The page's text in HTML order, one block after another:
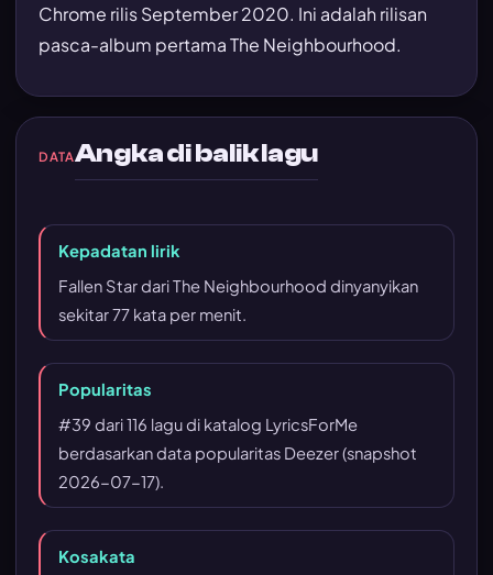
Chrome rilis September 2020. Ini adalah rilisan
pasca-album pertama The Neighbourhood.
DATAAngka di balik lagu
Kepadatan lirik
Fallen Star dari The Neighbourhood dinyanyikan
sekitar 77 kata per menit.
Popularitas
#39 dari 116 lagu di katalog LyricsForMe
berdasarkan data popularitas Deezer (snapshot
2026-07-17).
Kosakata